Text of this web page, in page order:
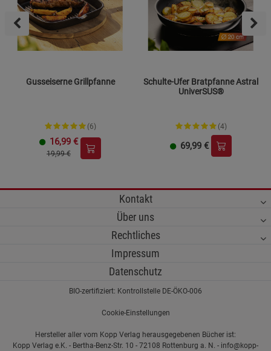
Gusseiserne Grillpfanne
(6)
16,99 €
19,99 €
Schulte-Ufer Bratpfanne Astral
UniverSUS®
(4)
69,99 €
Kontakt
Über uns
Rechtliches
Impressum
Datenschutz
BIO-zertifiziert: Kontrollstelle DE-ÖKO-006
Cookie-Einstellungen
Hersteller aller vom Kopp Verlag herausgegebenen Bücher ist:
Kopp Verlag e.K. - Bertha-Benz-Str. 10 - 72108 Rottenburg a. N. - info@kopp-